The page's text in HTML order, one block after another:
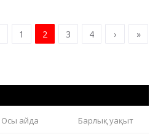
1 2 3 4 › »
Осы айда Барлық уақыт